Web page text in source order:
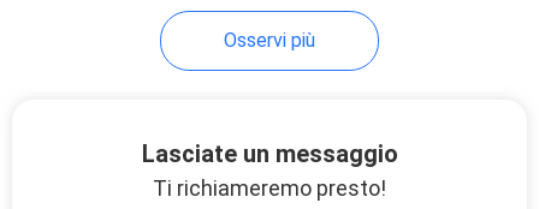
Osservi più
Lasciate un messaggio
Ti richiameremo presto!